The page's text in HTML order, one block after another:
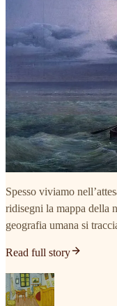
Spesso viviamo
ridisegni la mappa della
geografia umana si
Read full story